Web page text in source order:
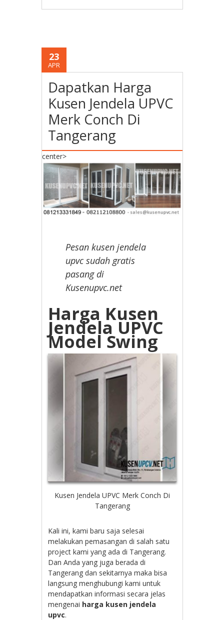
23
APR
Dapatkan Harga
Kusen Jendela UPVC
Merk Conch Di
Tangerang
center>
Pesan kusen jendela
upvc sudah gratis
pasang di
Kusenupvc.net
Harga Kusen
Jendela UPVC
Model Swing
Kusen Jendela UPVC Merk Conch Di
Tangerang
Kali ini, kami baru saja selesai
melakukan pemasangan di salah satu
project kami yang ada di Tangerang.
Dan Anda yang juga berada di
Tangerang dan sekitarnya maka bisa
langsung menghubungi kami untuk
mendapatkan informasi secara jelas
mengenai harga kusen jendela
upvc.